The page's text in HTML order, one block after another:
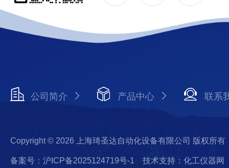
公司简介 产品中心 联系
Copyright © 2026 上海琦圣达自动化设备有限公司 版权所有
备案号：沪ICP备2025124719号-1
技术支持：化工仪器网